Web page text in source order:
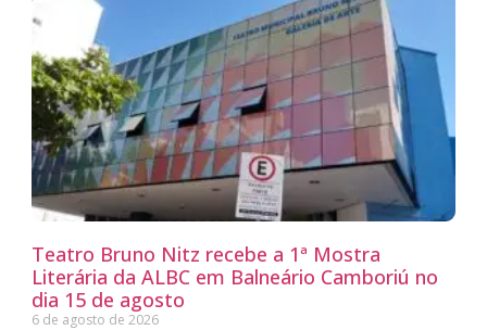
Teatro Bruno Nitz recebe a 1ª Mostra
Literária da ALBC em Balneário Camboriú no
dia 15 de agosto
6 de agosto de 2026